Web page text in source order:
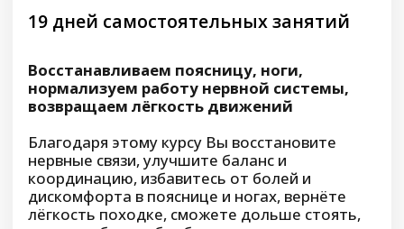
Организм будет лучше выводить
лишнюю жидкость, уйдут отёки на
токсинов в организме станет меньше
Восстановится естественный баланс
воды и соли, появится лёгкость
Уйдут неприятные ощущения, жжение
или боль при мочеиспускании
Снизится риск воспалений мочевого
пузыря, состав мочи вернётся в норму